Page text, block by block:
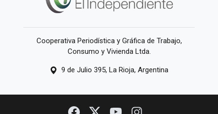
Cooperativa Periodística y Gráfica de Trabajo,
Consumo y Vivienda Ltda.
9 de Julio 395, La Rioja, Argentina